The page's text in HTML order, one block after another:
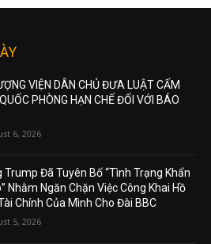
VIỆN DÂN CHỦ ĐƯA LUẬT CẤM
PHÒNG HẠN CHẾ ĐỐI VỚI BÁO
6, 2026
Trump Đã Tuyên Bố “Tình Trạng Khẩn
Nhằm Ngăn Chặn Việc Công Khai Hồ
Chính Của Mình Cho Đài BBC
5, 2026